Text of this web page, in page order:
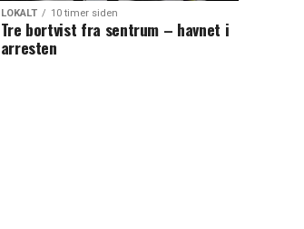
LOKALT 10 timer siden
Tre bortvist fra sentrum – havnet i
arresten